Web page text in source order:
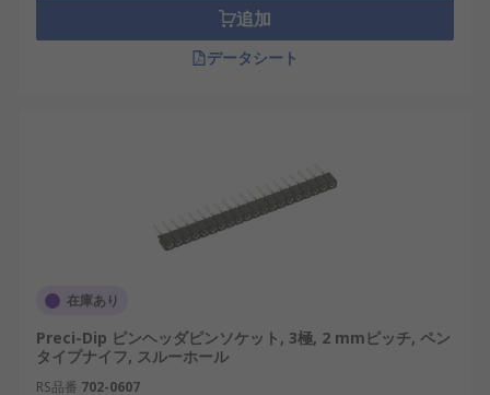
追加
データシート
在庫あり
Preci-Dip ピンヘッダピンソケット, 3極, 2 mmピッチ, ペン
タイプナイフ, スルーホール
RS品番 702-0607